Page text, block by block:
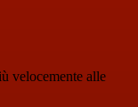
velocemente alle